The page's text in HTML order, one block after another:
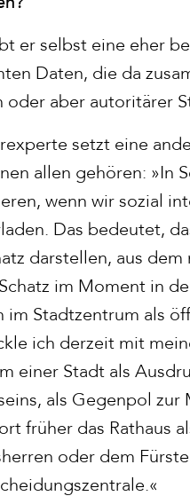
er selbst eine eher
Daten, die da
oder aber autoritärer
setzt eine
allen gehören: »In
wenn wir sozial
Das bedeutet,
darstellen, aus
im Moment in
im Stadtzentrum als
ich derzeit mit
einer Stadt als
als Gegenpol zur
früher das Rathaus
oder dem